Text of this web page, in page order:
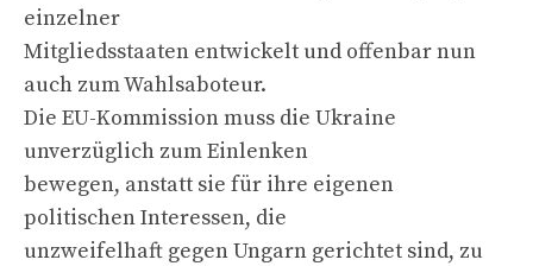
einzelner
Mitgliedsstaaten entwickelt und offenbar nun
auch zum Wahlsaboteur.
Die EU-Kommission muss die Ukraine
unverzüglich zum Einlenken
bewegen, anstatt sie für ihre eigenen
politischen Interessen, die
unzweifelhaft gegen Ungarn gerichtet sind, zu